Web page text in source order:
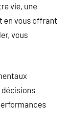
vie, une
en vous offrant
vous
décisions